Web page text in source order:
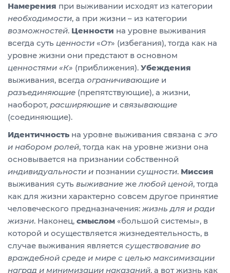
Намерения при выживании исходят из категории
необходимости, а при жизни – из категории
возможностей. Ценности на уровне выживания
всегда суть ценности «От» (избегания), тогда как на
уровне жизни они предстают в основном
ценностями «К» (приближения). Убеждения
выживания, всегда ограничивающие и
разъединяющие (препятствующие), а жизни,
наоборот, расширяющие и связывающие
(соединяющие).
Идентичность на уровне выживания связана с эго
и набором ролей, тогда как на уровне жизни она
основывается на признании собственной
индивидуальности и познании сущности. Миссия
выживания суть выживание же любой ценой, тогда
как для жизни характерно совсем другое принятие
человеческого предназначения: жизнь для и ради
жизни. Наконец, смыслом «большой системы», в
которой и осуществляется жизнедеятельность, в
случае выживания является существование во
враждебной среде и мире с целью максимизации
наград и минимизации наказаний, а вот жизнь как